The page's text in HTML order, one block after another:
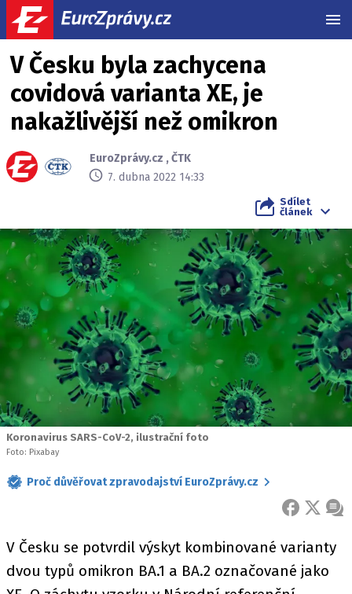
V Česku byla zachycena
covidová varianta XE, je
nakažlivější než omikron
EuroZprávy.cz ,ČTK
7. dubna 2022 14:33
Sdílet
článek
Koronavirus SARS-CoV-2, ilustrační foto
Foto: Pixabay
Proč důvěřovat zpravodajství EuroZprávy.cz
FACEBOOK
X
V Česku se potvrdil výskyt kombinované varianty
dvou typů omikron BA.1 a BA.2 označované jako